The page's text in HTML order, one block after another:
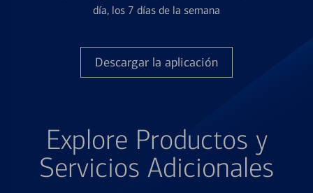
día, los 7 días de la semana
Descargar la aplicación
Explore Productos y
Servicios Adicionales